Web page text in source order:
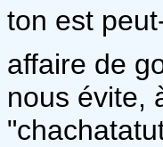
ton est
affaire de
nous évite,